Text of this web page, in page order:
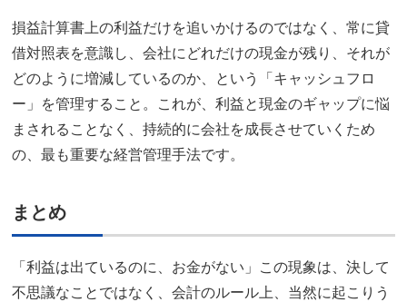
損益計算書上の利益だけを追いかけるのではなく、常に貸
借対照表を意識し、会社にどれだけの現金が残り、それが
どのように増減しているのか、という「キャッシュフロ
ー」を管理すること。これが、利益と現金のギャップに悩
まされることなく、持続的に会社を成長させていくため
の、最も重要な経営管理手法です。
まとめ
「利益は出ているのに、お金がない」この現象は、決して
不思議なことではなく、会計のルール上、当然に起こりう